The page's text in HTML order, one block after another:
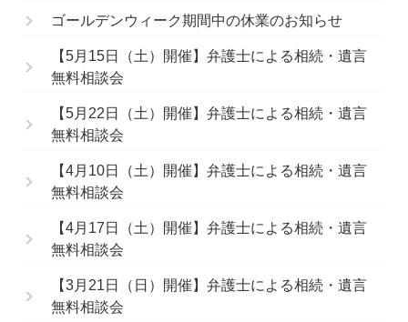
ゴールデンウィーク期間中の休業のお知らせ
【5月15日（土）開催】弁護士による相続・遺言
無料相談会
【5月22日（土）開催】弁護士による相続・遺言
無料相談会
【4月10日（土）開催】弁護士による相続・遺言
無料相談会
【4月17日（土）開催】弁護士による相続・遺言
無料相談会
【3月21日（日）開催】弁護士による相続・遺言
無料相談会